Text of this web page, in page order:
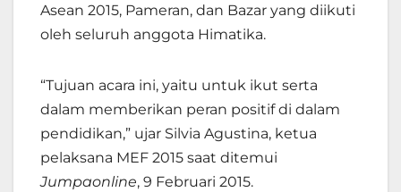
Asean 2015, Pameran, dan Bazar yang diikuti
oleh seluruh anggota Himatika.
“Tujuan acara ini, yaitu untuk ikut serta
dalam memberikan peran positif di dalam
pendidikan,” ujar Silvia Agustina, ketua
pelaksana MEF 2015 saat ditemui
Jumpaonline, 9 Februari 2015.